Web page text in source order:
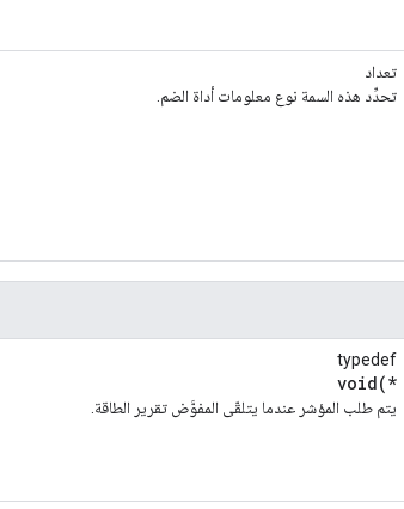
تعداد
تحدِّد هذه السمة نوع معلومات أداة الضم.
typedef
void(*
يتم طلب المؤشر عندما يتلقّى المفوَّض تقرير الطاقة.